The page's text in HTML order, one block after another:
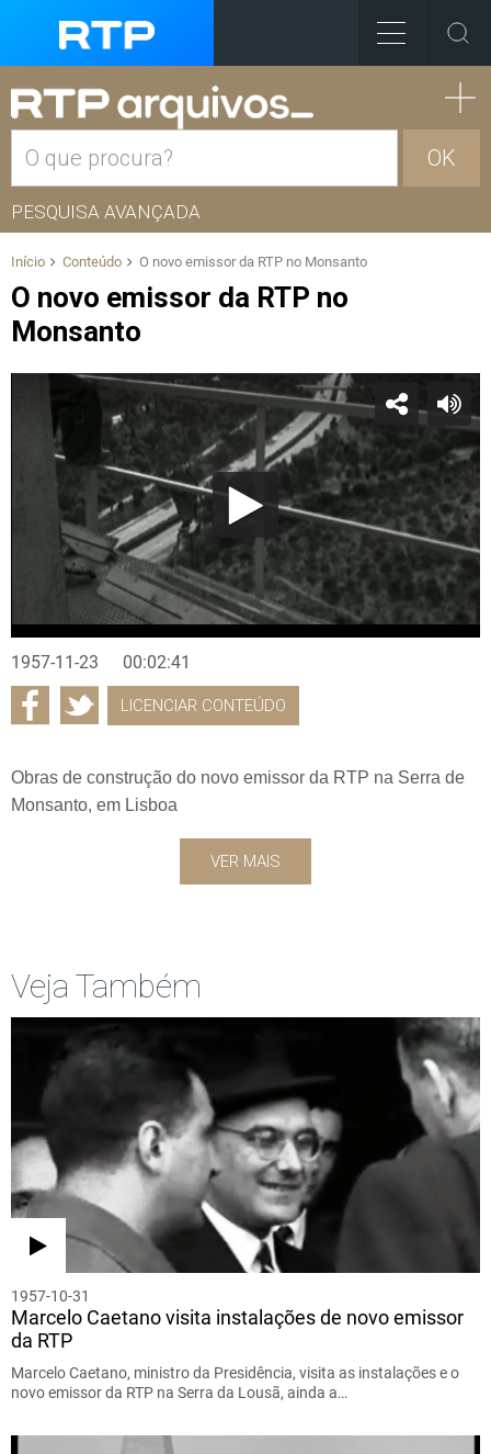
OK
PESQUISA AVANÇADA
Início Conteúdo O novo emissor da RTP no Monsanto
O novo emissor da RTP no
Monsanto
1957-11-23 00:02:41
LICENCIAR CONTEÚDO
Obras de construção do novo emissor da RTP na Serra de
Monsanto, em Lisboa
VER MAIS
Veja Também
1957-10-31
Marcelo Caetano visita instalações de novo emissor
da RTP
Marcelo Caetano, ministro da Presidência, visita as instalações e o
novo emissor da RTP na Serra da Lousã, ainda a…